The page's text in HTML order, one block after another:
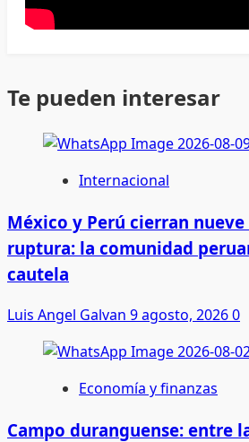
Te pueden interesar
Internacional
México y Perú cierran nueve
ruptura: la comunidad
cautela
Luis Angel Galvan 9 agosto, 20260
Economía y finanzas
Campo duranguense: entre